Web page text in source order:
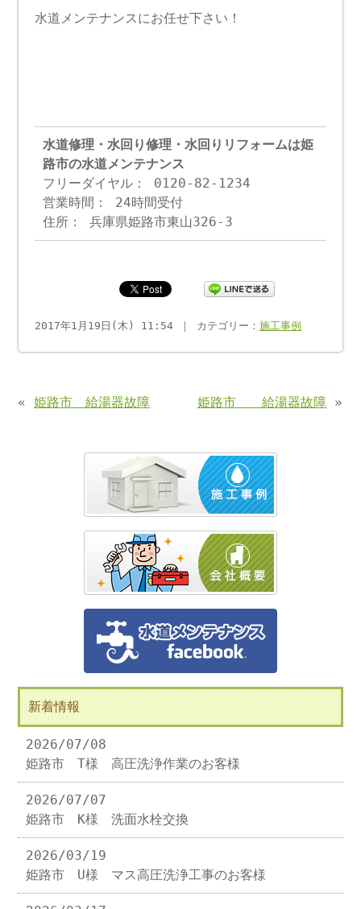
水道メンテナンスにお任せ下さい！
水道修理・水回り修理・水回りリフォームは姫
路市の水道メンテナンス
フリーダイヤル： 0120-82-1234
営業時間： 24時間受付
住所： 兵庫県姫路市東山326-3
2017年1月19日(木) 11:54 ｜ カテゴリー：施工事例
«姫路市 給湯器故障 姫路市 給湯器故障 »
新着情報
2026/07/08
姫路市 T様 高圧洗浄作業のお客様
2026/07/07
姫路市 K様 洗面水栓交換
2026/03/19
姫路市 U様 マス高圧洗浄工事のお客様